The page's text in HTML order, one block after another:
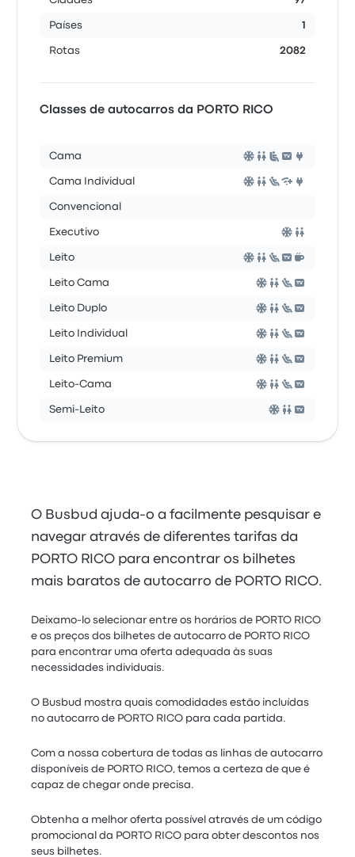
Países 1
Rotas 2082
Classes de autocarros da PORTO RICO
Cama
Cama Individual
Convencional
Executivo
Leito
Leito Cama
Leito Duplo
Leito Individual
Leito Premium
Leito-Cama
Semi-Leito
O Busbud ajuda-o a facilmente pesquisar e
navegar através de diferentes tarifas da
PORTO RICO para encontrar os bilhetes
mais baratos de autocarro de PORTO RICO.
Deixamo-lo selecionar entre os horários de PORTO RICO
e os preços dos bilhetes de autocarro de PORTO RICO
para encontrar uma oferta adequada às suas
necessidades individuais.
O Busbud mostra quais comodidades estão incluídas
no autocarro de PORTO RICO para cada partida.
Com a nossa cobertura de todas as linhas de autocarro
disponíveis de PORTO RICO, temos a certeza de que é
capaz de chegar onde precisa.
Obtenha a melhor oferta possível através de um código
promocional da PORTO RICO para obter descontos nos
seus bilhetes.